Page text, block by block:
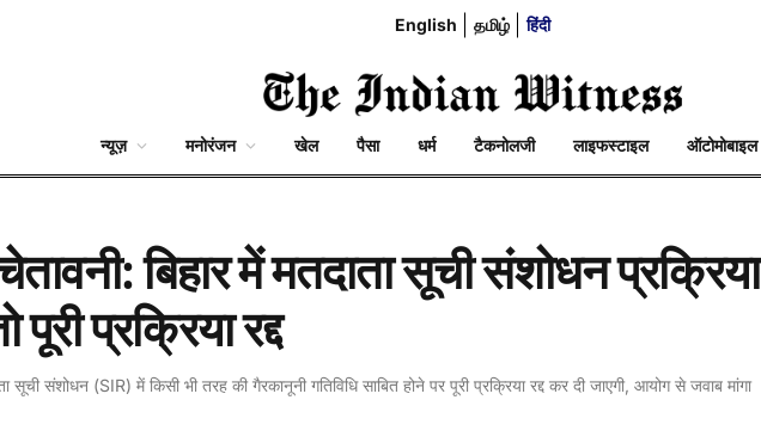
English தமிழ் हिंदी
न्यूज़ मनोरंजन खेल पैसा धर्म टैकनोलजी लाइफस्टाइल ऑटोमोबाइल
बिहार में मतदाता सूची संशोधन प्रक्रिया
प्रक्रिया रद्द
सूची संशोधन (SIR) में किसी भी तरह की गैरकानूनी गतिविधि साबित होने पर पूरी प्रक्रिया रद्द कर दी जाएगी, आयोग से जवाब मांगा